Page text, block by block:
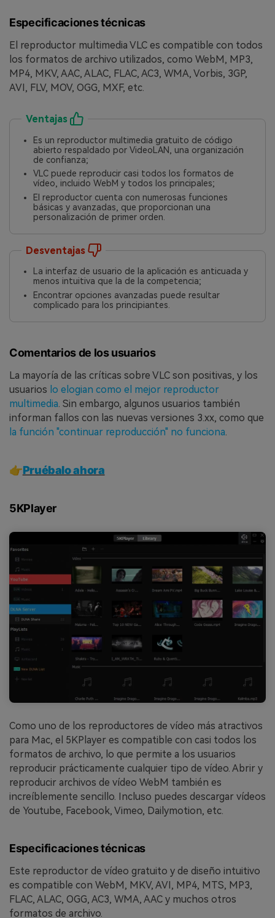
Especificaciones técnicas
El reproductor multimedia VLC es compatible con todos
los formatos de archivo utilizados, como WebM, MP3,
MP4, MKV, AAC, ALAC, FLAC, AC3, WMA, Vorbis, 3GP,
AVI, FLV, MOV, OGG, MXF, etc.
Ventajas
Es un reproductor multimedia gratuito de código
abierto respaldado por VideoLAN, una organización
de confianza;
VLC puede reproducir casi todos los formatos de
vídeo, incluido WebM y todos los principales;
El reproductor cuenta con numerosas funciones
básicas y avanzadas, que proporcionan una
personalización de primer orden.
Desventajas
La interfaz de usuario de la aplicación es anticuada y
menos intuitiva que la de la competencia;
Encontrar opciones avanzadas puede resultar
complicado para los principiantes.
Comentarios de los usuarios
La mayoría de las críticas sobre VLC son positivas, y los
usuarios lo elogian como el mejor reproductor
multimedia. Sin embargo, algunos usuarios también
informan fallos con las nuevas versiones 3.xx, como que
la función "continuar reproducción" no funciona.
👉Pruébalo ahora
5KPlayer
Como uno de los reproductores de vídeo más atractivos
para Mac, el 5KPlayer es compatible con casi todos los
formatos de archivo, lo que permite a los usuarios
reproducir prácticamente cualquier tipo de vídeo. Abrir y
reproducir archivos de vídeo WebM también es
increíblemente sencillo. Incluso puedes descargar vídeos
de Youtube, Facebook, Vimeo, Dailymotion, etc.
Especificaciones técnicas
Este reproductor de vídeo gratuito y de diseño intuitivo
es compatible con WebM, MKV, AVI, MP4, MTS, MP3,
FLAC, ALAC, OGG, AC3, WMA, AAC y muchos otros
formatos de archivo.